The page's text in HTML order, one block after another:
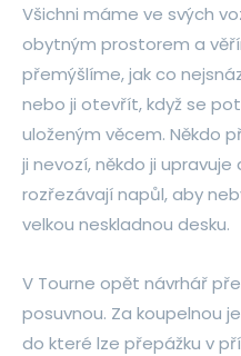
Všichni máme ve svých
obytným prostorem a
přemýšlíme, jak co
nebo ji otevřít, když se
uloženým věcem. Někdo
ji nevozí, někdo ji
rozřezávají napůl, aby
velkou neskladnou desku.
V Tourne opět návrhář
posuvnou. Za koupelnou
do které lze přepážku v